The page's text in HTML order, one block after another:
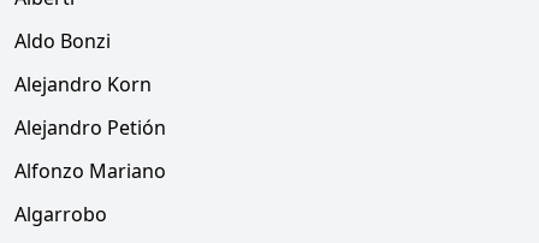
Aldo Bonzi
Alejandro Korn
Alejandro Petión
Alfonzo Mariano
Algarrobo